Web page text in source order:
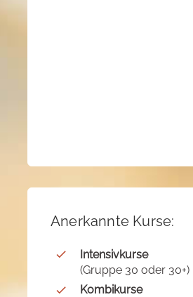
Anerkannte Kurse:
Intensivkurse
(Gruppe 30 oder 30+)
Kombikurse